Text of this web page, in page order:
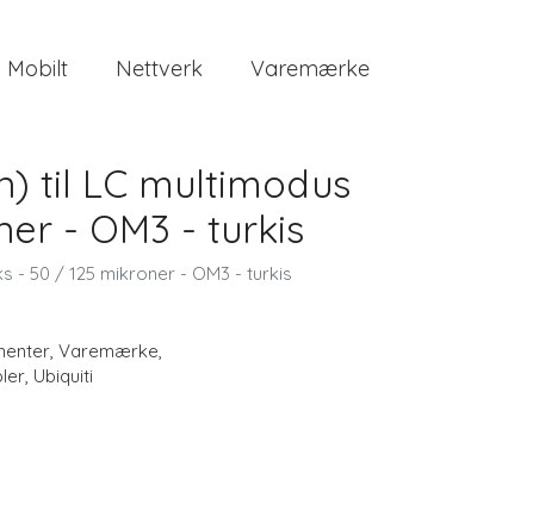
Mobilt Nettverk Varemærke
til LC multimodus
- OM3 - turkis
- 50 / 125 mikroner - OM3 - turkis
, Varemærke,
, Ubiquiti